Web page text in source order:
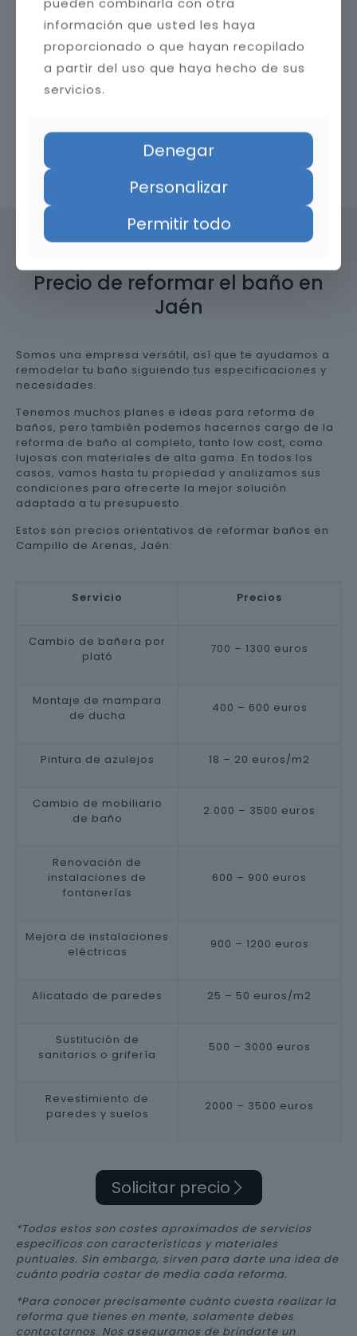
Precio de reformar el baño en
Jaén
Somos una empresa versátil, así que te ayudamos a
remodelar tu baño siguiendo tus especificaciones y
necesidades.
Tenemos muchos planes e ideas para reforma de
baños, pero también podemos hacernos cargo de la
reforma de baño al completo, tanto low cost, como
lujosas con materiales de alta gama. En todos los
casos, vamos hasta tu propiedad y analizamos sus
condiciones para ofrecerte la mejor solución
adaptada a tu presupuesto.
Estos son precios orientativos de reformar baños en
Campillo de Arenas, Jaén:
Servicio Precios
Cambio de bañera por
plató
700 – 1300 euros
Montaje de mampara
de ducha
400 – 600 euros
Pintura de azulejos 18 – 20 euros/m2
Cambio de mobiliario
de baño
2.000 – 3500 euros
Renovación de
instalaciones de
fontanerías
600 – 900 euros
Mejora de instalaciones
eléctricas
900 – 1200 euros
Alicatado de paredes 25 – 50 euros/m2
Sustitución de
sanitarios o grifería
500 – 3000 euros
Revestimiento de
paredes y suelos
2000 – 3500 euros
Solicitar precio
*Todos estos son costes aproximados de servicios
específicos con características y materiales
puntuales. Sin embargo, sirven para darte una idea de
cuánto podría costar de media cada reforma.
*Para conocer precisamente cuánto cuesta realizar la
reforma que tienes en mente, solamente debes
contactarnos. Nos aseguramos de brindarte un
información que usted les haya
proporcionado o que hayan recopilado
a partir del uso que haya hecho de sus
servicios.
Denegar
Personalizar
Permitir todo